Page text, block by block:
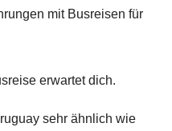
mit Busreisen für
erwartet dich.
sehr ähnlich wie